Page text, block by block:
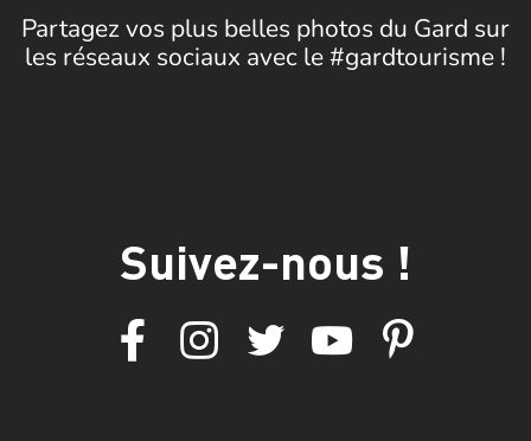
Partagez vos plus belles photos du Gard sur
les réseaux sociaux avec le #gardtourisme !
Suivez-nous !